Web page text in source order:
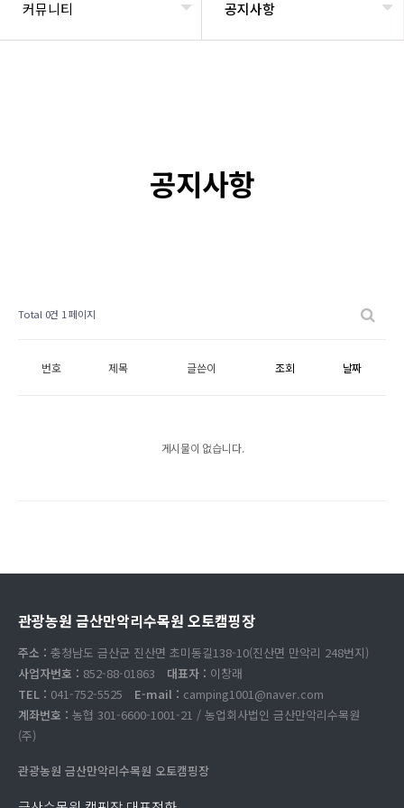
커뮤니티 공지사항
공지사항
Total 0건 1 페이지
번호 제목 글쓴이 조회 날짜
게시물이 없습니다.
관광농원 금산만악리수목원 오토캠핑장
주소 : 충청남도 금산군 진산면 초미동길138-10(진산면 만악리 248번지)
사업자번호 : 852-88-01863 대표자 : 이창래
TEL : 041-752-5525 E-mail : camping1001@naver.com
계좌번호 : 농협 301-6600-1001-21 / 농업회사법인 금산만악리수목원
(주)
관광농원 금산만악리수목원 오토캠핑장